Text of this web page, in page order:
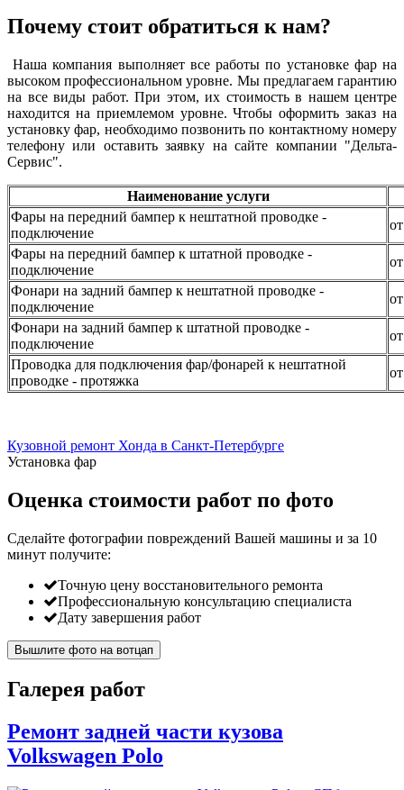
Почему стоит обратиться к нам?
Наша компания выполняет все работы по установке фар на
высоком профессиональном уровне. Мы предлагаем гарантию
на все виды работ. При этом, их стоимость в нашем центре
находится на приемлемом уровне. Чтобы оформить заказ на
установку фар, необходимо позвонить по контактному номеру
телефону или оставить заявку на сайте компании "Дельта-
Сервис".
Наименование услуги
Фары на передний бампер к нештатной проводке -
подключение
Фары на передний бампер к штатной проводке -
подключение
Фонари на задний бампер к нештатной проводке -
подключение
Фонари на задний бампер к штатной проводке -
подключение
Проводка для подключения фар/фонарей к нештатной
проводке - протяжка
Кузовной ремонт Хонда в Санкт-Петербурге
Установка фар
Оценка стоимости работ по фото
Сделайте фотографии повреждений Вашей машины и за 10
минут получите:
Точную цену восстановительного ремонта
Профессиональную консультацию специалиста
Дату завершения работ
Вышлите фото на вотцап
Галерея работ
Ремонт задней части кузова
Volkswagen Polo